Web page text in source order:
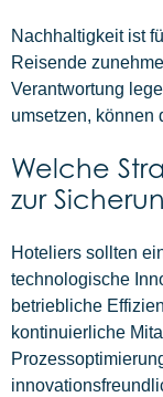
Nachhaltigkeit ist
Reisende
Verantwortung
umsetzen, können
Welche
zur
Hoteliers sollten
technologische
betriebliche
kontinuierliche